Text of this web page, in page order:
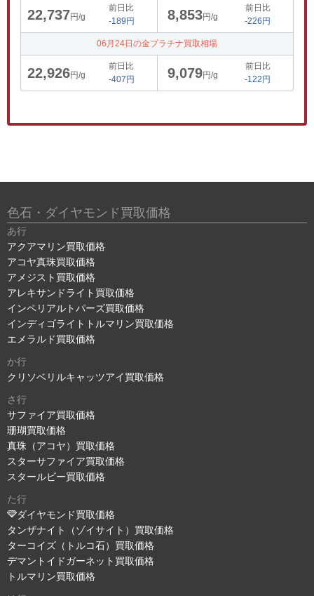
22,737円/g
前日比
-189円
8,853円/g
前日比
-226円
06月24日の金プラチナ買取相場
22,926円/g
前日比
-407円
9,079円/g
前日比
-122円
色石・ダイヤモンド買取価格
あ行
アクアマリン買取価格
アコヤ真珠買取価格
アメジスト買取価格
アレキサンドライト買取価格
インペリアルトパーズ買取価格
インディゴライトトルマリン買取価格
エメラルド買取価格
か行
クリソベリルキャッツアイ買取価格
さ行
サファイア買取価格
珊瑚買取価格
真珠（アコヤ）買取価格
スターサファイア買取価格
スタールビー買取価格
た行
ダイヤモンド買取価格
タンザナイト（ゾイサイト）買取価格
ターコイズ（トルコ石）買取価格
デマントイドガーネット買取価格
トルマリン買取価格